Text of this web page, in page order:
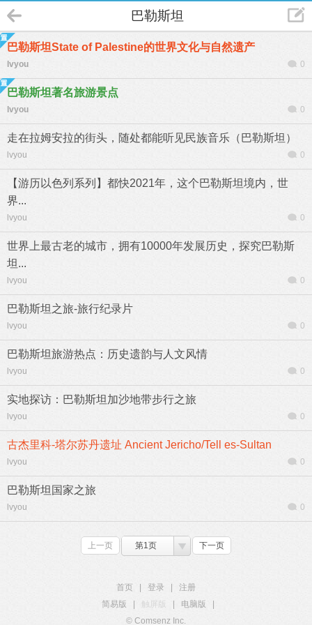
巴勒斯坦
巴勒斯坦State of Palestine的世界文化与自然遗产
lvyou 0
巴勒斯坦著名旅游景点
lvyou 0
走在拉姆安拉的街头，随处都能听见民族音乐（巴勒斯坦）
lvyou 0
【游历以色列系列】都快2021年，这个巴勒斯坦境内，世
界...
lvyou 0
世界上最古老的城市，拥有10000年发展历史，探究巴勒斯
坦...
lvyou 0
巴勒斯坦之旅-旅行纪录片
lvyou 0
巴勒斯坦旅游热点：历史遗韵与人文风情
lvyou 0
实地探访：巴勒斯坦加沙地带步行之旅
lvyou 0
古杰里科-塔尔苏丹遗址 Ancient Jericho/Tell es-Sultan
lvyou 0
巴勒斯坦国家之旅
lvyou 0
上一页 第1页 下一页
首页 登录
注册
简易版
触屏版 电脑版
© Comsenz Inc.